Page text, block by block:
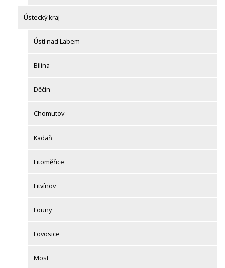
Ústecký kraj
Ústí nad Labem
Bílina
Děčín
Chomutov
Kadaň
Litoměřice
Litvínov
Louny
Lovosice
Most